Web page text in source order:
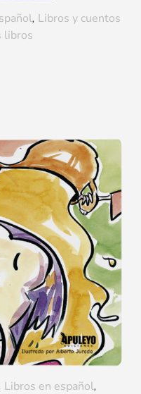
, Libros y cuentos
libros
Libros en español,